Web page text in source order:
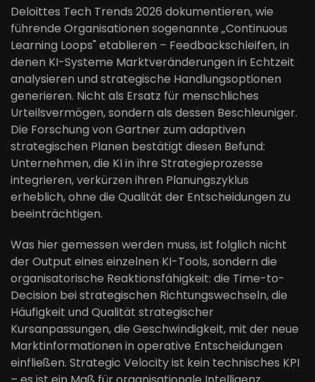
Deloittes Tech Trends 2026 dokumentieren, wie
führende Organisationen sogenannte „Continuous
Learning Loops" etablieren – Feedbackschleifen, in
denen KI-Systeme Marktveränderungen in Echtzeit
analysieren und strategische Handlungsoptionen
generieren. Nicht als Ersatz für menschliches
Urteilsvermögen, sondern als dessen Beschleuniger.
Die Forschung von Gartner zum adaptiven
strategischen Planen bestätigt diesen Befund:
Unternehmen, die KI in ihre Strategieprozesse
integrieren, verkürzen ihren Planungszyklus
erheblich, ohne die Qualität der Entscheidungen zu
beeinträchtigen.
Was hier gemessen werden muss, ist folglich nicht
der Output eines einzelnen KI-Tools, sondern die
organisatorische Reaktionsfähigkeit: die Time-to-
Decision bei strategischen Richtungswechseln, die
Häufigkeit und Qualität strategischer
Kursanpassungen, die Geschwindigkeit, mit der neue
Marktinformationen in operative Entscheidungen
einfließen. Strategic Velocity ist kein technisches KPI